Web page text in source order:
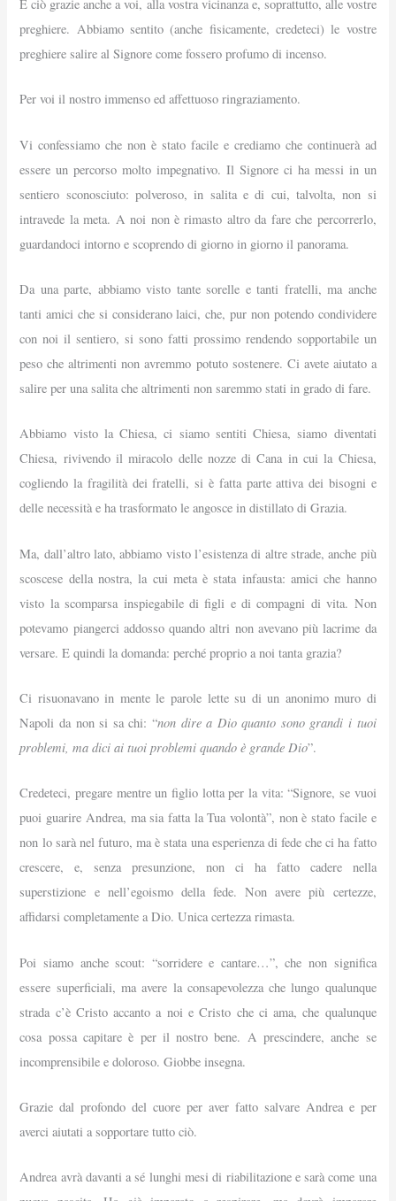
E ciò grazie anche a voi, alla vostra vicinanza e, soprattutto, alle vostre
preghiere. Abbiamo sentito (anche fisicamente, credeteci) le vostre
preghiere salire al Signore come fossero profumo di incenso.
Per voi il nostro immenso ed affettuoso ringraziamento.
Vi confessiamo che non è stato facile e crediamo che continuerà ad
essere un percorso molto impegnativo. Il Signore ci ha messi in un
sentiero sconosciuto: polveroso, in salita e di cui, talvolta, non si
intravede la meta. A noi non è rimasto altro da fare che percorrerlo,
guardandoci intorno e scoprendo di giorno in giorno il panorama.
Da una parte, abbiamo visto tante sorelle e tanti fratelli, ma anche
tanti amici che si considerano laici, che, pur non potendo condividere
con noi il sentiero, si sono fatti prossimo rendendo sopportabile un
peso che altrimenti non avremmo potuto sostenere. Ci avete aiutato a
salire per una salita che altrimenti non saremmo stati in grado di fare.
Abbiamo visto la Chiesa, ci siamo sentiti Chiesa, siamo diventati
Chiesa, rivivendo il miracolo delle nozze di Cana in cui la Chiesa,
cogliendo la fragilità dei fratelli, si è fatta parte attiva dei bisogni e
delle necessità e ha trasformato le angosce in distillato di Grazia.
Ma, dall’altro lato, abbiamo visto l’esistenza di altre strade, anche più
scoscese della nostra, la cui meta è stata infausta: amici che hanno
visto la scomparsa inspiegabile di figli e di compagni di vita. Non
potevamo piangerci addosso quando altri non avevano più lacrime da
versare. E quindi la domanda: perché proprio a noi tanta grazia?
Ci risuonavano in mente le parole lette su di un anonimo muro di
Napoli da non si sa chi: “non dire a Dio quanto sono grandi i tuoi
problemi, ma dici ai tuoi problemi quando è grande Dio”.
Credeteci, pregare mentre un figlio lotta per la vita: “Signore, se vuoi
puoi guarire Andrea, ma sia fatta la Tua volontà”, non è stato facile e
non lo sarà nel futuro, ma è stata una esperienza di fede che ci ha fatto
crescere, e, senza presunzione, non ci ha fatto cadere nella
superstizione e nell’egoismo della fede. Non avere più certezze,
affidarsi completamente a Dio. Unica certezza rimasta.
Poi siamo anche scout: “sorridere e cantare…”, che non significa
essere superficiali, ma avere la consapevolezza che lungo qualunque
strada c’è Cristo accanto a noi e Cristo che ci ama, che qualunque
cosa possa capitare è per il nostro bene. A prescindere, anche se
incomprensibile e doloroso. Giobbe insegna.
Grazie dal profondo del cuore per aver fatto salvare Andrea e per
averci aiutati a sopportare tutto ciò.
Andrea avrà davanti a sé lunghi mesi di riabilitazione e sarà come una